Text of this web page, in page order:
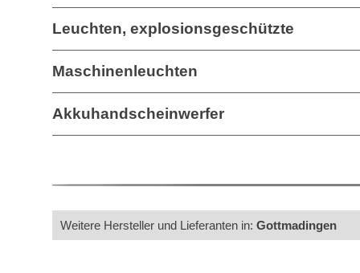
Leuchten, explosionsgeschützte
Maschinenleuchten
Akkuhandscheinwerfer
Weitere Hersteller und Lieferanten in: Gottmadingen